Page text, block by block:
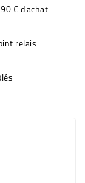
€ d'achat
relais